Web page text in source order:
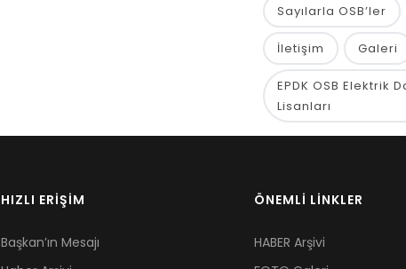
Sayılarla OSB’ler
İletişim Galeri
EPDK OSB Elektrik
Lisanları
HIZLI ERİŞİM
Başkan’ın Mesajı
ÖNEMLİ LİNKLER
HABER Arşivi